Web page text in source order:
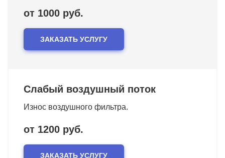
от 1000 руб.
ЗАКАЗАТЬ УСЛУГУ
Слабый воздушный поток
Износ воздушного фильтра.
от 1200 руб.
ЗАКАЗАТЬ УСЛУГУ